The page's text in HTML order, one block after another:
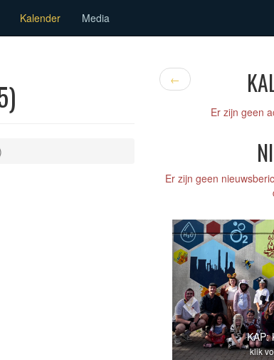
Kalender Media
←
Er zijn geen
Er zijn geen
KAP:
klik